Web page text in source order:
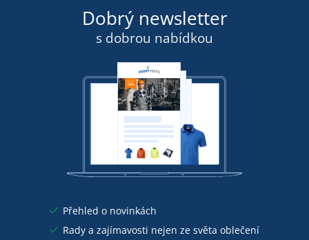
Dobrý newsletter
s dobrou nabídkou
Přehled o novinkách
Rady a zajímavosti nejen ze světa oblečení